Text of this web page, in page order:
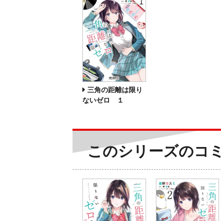
三角の距離は限り
ないゼロ １
このシリーズのコ